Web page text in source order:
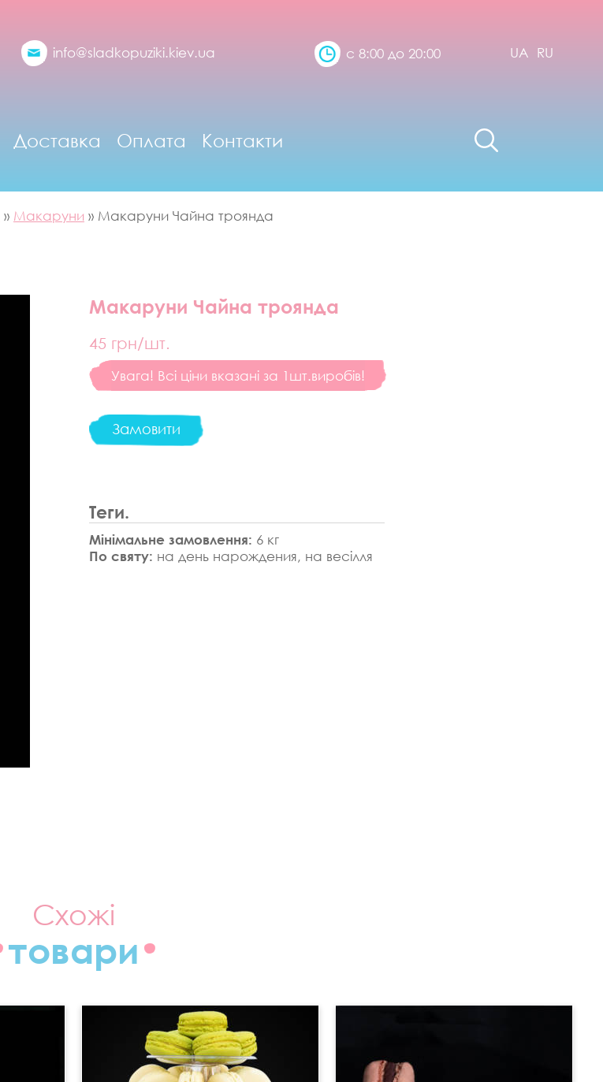
info@sladkopuziki.kiev.ua с 8:00 до 20:00 UA RU
Доставка Оплата Контакти
» Макаруни » Макаруни Чайна троянда
Макаруни Чайна троянда
45 грн/шт.
Увага! Всі ціни вказані за 1шт.виробів!
Замовити
Теги.
Мінімальне замовлення: 6 кг
По святу: на день нарождения, на весілля
Схожі
товари